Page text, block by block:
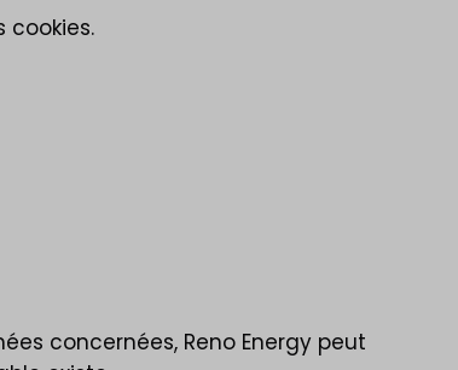
cookies.
concernées, Reno Energy peut